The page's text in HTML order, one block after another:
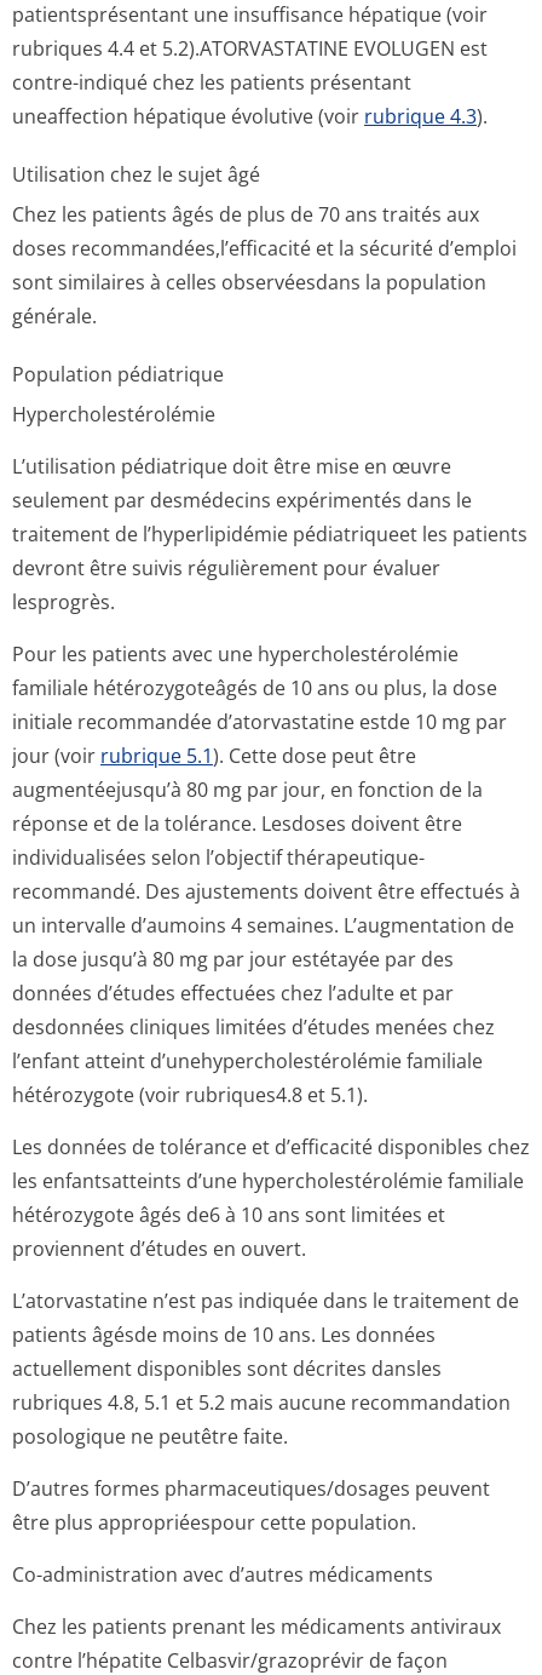
patientsprésentant une insuffisance hépatique (voir
rubriques 4.4 et 5.2).ATORVASTATINE EVOLUGEN est
contre-indiqué chez les patients présentant
uneaffection hépatique évolutive (voir rubrique 4.3).
Utilisation chez le sujet âgé
Chez les patients âgés de plus de 70 ans traités aux
doses recommandées,l’ef­ficacité et la sécurité d’emploi
sont similaires à celles observéesdans la population
générale.
Population pédiatrique
Hypercholesté­rolémie
L’utilisation pédiatrique doit être mise en œuvre
seulement par desmédecins expérimentés dans le
traitement de l’hyperlipidémie pédiatriqueet les patients
devront être suivis régulièrement pour évaluer
lesprogrès.
Pour les patients avec une hypercholesté­rolémie
familiale hétérozygoteâgés de 10 ans ou plus, la dose
initiale recommandée d’atorvastatine estde 10 mg par
jour (voir rubrique 5.1). Cette dose peut être
augmentéejusqu’à 80 mg par jour, en fonction de la
réponse et de la tolérance. Lesdoses doivent être
individualisées selon l’objectif thérapeutique­
recommandé. Des ajustements doivent être effectués à
un intervalle d’aumoins 4 semaines. L’augmentation de
la dose jusqu’à 80 mg par jour estétayée par des
données d’études effectuées chez l’adulte et par
desdonnées cliniques limitées d’études menées chez
l’enfant atteint d’unehypercho­lestérolémie familiale
hétérozygote (voir rubriques4.8 et 5­.1).
Les données de tolérance et d’efficacité disponibles chez
les enfantsatteints d’une hypercholesté­rolémie familiale
hétérozygote âgés de6 à 10 ans sont limitées et
proviennent d’études en ouvert.
L’atorvastatine n’est pas indiquée dans le traitement de
patients âgésde moins de 10 ans. Les données
actuellement disponibles sont décrites dansles
rubriques 4.8, 5.1 et 5.2 mais aucune recommandation
posologique ne peutêtre faite.
D’autres formes pharmaceutiqu­es/dosages peuvent
être plus appropriéespour cette population.
Co-administration avec d’autres médicaments
Chez les patients prenant les médicaments antiviraux
contre l’hépatite Celbasvir/gra­zoprévir de façon